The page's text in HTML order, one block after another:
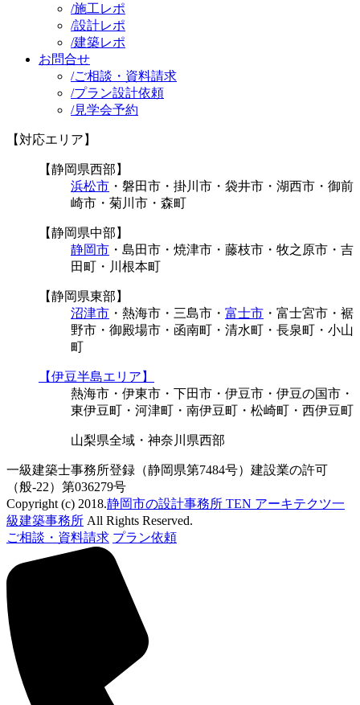
/施工レポ
/設計レポ
/建築レポ
お問合せ
/ご相談・資料請求
/プラン設計依頼
/見学会予約
【対応エリア】
【静岡県西部】
浜松市 ・磐田市・掛川市・袋井市・湖西市・御前
崎市・菊川市・森町
【静岡県中部】
静岡市 ・島田市・焼津市・藤枝市・牧之原市・吉
田町・川根本町
【静岡県東部】
沼津市 ・熱海市・三島市・ 富士市 ・富士宮市・裾
野市・御殿場市・函南町・清水町・長泉町・小山
町
【伊豆半島エリア】
熱海市・伊東市・下田市・伊豆市・伊豆の国市・
東伊豆町・河津町・南伊豆町・松崎町・西伊豆町
山梨県全域・神奈川県西部
一級建築士事務所登録（静岡県第7484号）建設業の許可
（般-22）第036279号
Copyright (c) 2018.静岡市の設計事務所 TEN アーキテクツ一
級建築事務所 All Rights Reserved.
ご相談・資料請求 プラン依頼